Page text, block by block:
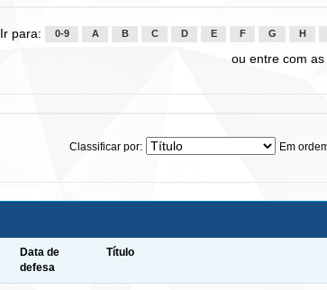
Ir para: 0-9 A B C D E F G H
ou entre com
Classificar por: Em
Data de
defesa
Título